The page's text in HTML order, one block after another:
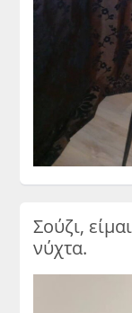
Σούζι,
νύχτα.